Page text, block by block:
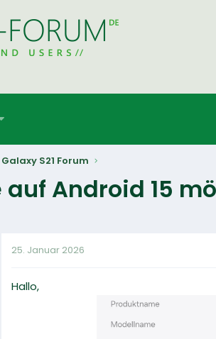
S21 Forum
auf Android 15
25. Januar 2026
Hallo,